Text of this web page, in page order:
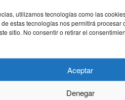
utilizamos tecnologías como las
estas tecnologías nos permitirá
sitio. No consentir o retirar el
Aceptar
Denegar